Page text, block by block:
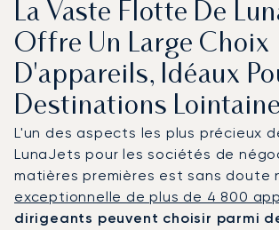
La Vaste Flotte De
Offre Un Large Choix
D'appareils, Idéaux
Destinations
L'un des aspects les plus précieux
LunaJets pour les sociétés de
matières premières est sans doute
exceptionnelle de plus de 4 800
dirigeants peuvent choisir parmi